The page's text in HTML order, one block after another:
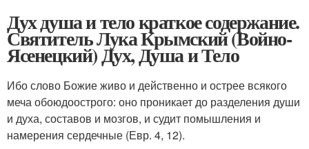
Дух душа и тело краткое содержание.
Святитель Лука Крымский (Войно-
Ясенецкий) Дух, Душа и Тело
Ибо слово Божие живо и действенно и острее всякого
меча обоюдоострого: оно проникает до разделения души
и духа, составов и мозгов, и судит помышления и
намерения сердечные (Евр. 4, 12).